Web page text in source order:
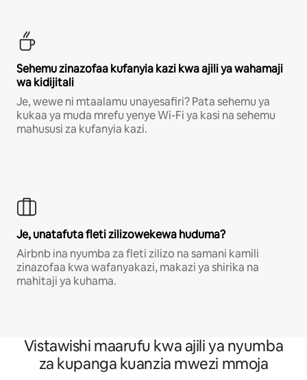
Sehemu zinazofaa kufanyia kazi kwa ajili ya wahamaji
wa kidijitali
Je, wewe ni mtaalamu unayesafiri? Pata sehemu ya
kukaa ya muda mrefu yenye Wi-Fi ya kasi na sehemu
mahususi za kufanyia kazi.
Je, unatafuta fleti zilizowekewa huduma?
Airbnb ina nyumba za fleti zilizo na samani kamili
zinazofaa kwa wafanyakazi, makazi ya shirika na
mahitaji ya kuhama.
Vistawishi maarufu kwa ajili ya nyumba
za kupanga kuanzia mwezi mmoja